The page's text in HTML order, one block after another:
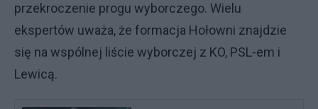
przekroczenie progu wyborczego. Wielu
ekspertów uważa, że formacja Hołowni znajdzie
się na wspólnej liście wyborczej z KO, PSL-em i
Lewicą.